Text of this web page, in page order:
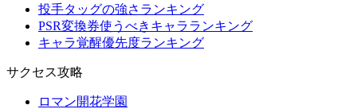
投手タッグの強さランキング
PSR変換券使うべきキャラランキング
キャラ覚醒優先度ランキング
サクセス攻略
ロマン開花学園